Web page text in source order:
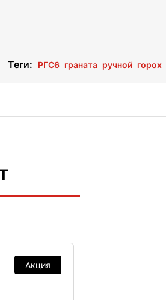
Теги: РГС6 граната ручной горох
Акция